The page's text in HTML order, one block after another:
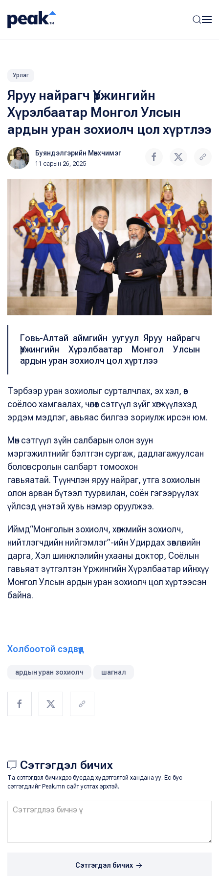
Урлаг
Яруу найрагч Үржингийн
Хүрэлбаатар Монгол Улсын
ардын уран зохиолч цол хүртлээ
Буяндэлгэрийн Мөнхчимэг
11 сарын 26, 2025
Говь-Алтай аймгийн уугуул Яруу найрагч
Үржингийн Хүрэлбаатар Монгол Улсын
ардын уран зохиолч цол хүртлээ
Тэрбээр уран зохиолыг сурталчлах, эх хэл, өв
соёлоо хамгаалах, чөлөөт сэтгүүл зүйг хөгжүүлэхэд
эрдэм мэдлэг, авьяас билгээ зориулж ирсэн юм.
Мөн сэтгүүл зүйн салбарын олон зуун
мэргэжилтнийг бэлтгэн сургаж, дадлагажуулсан
боловсролын салбарт томоохон
гавьяатай. Түүнчлэн яруу найраг, утга зохиолын
олон арван бүтээл туурвилан, соён гэгээрүүлэх
үйлсэд үнэтэй хувь нэмэр оруулжээ.
Иймд“Монголын зохиолч, хөгжмийн зохиолч,
нийтлэгчдийн нийгэмлэг”-ийн Удирдах зөвлөлийн
дарга, Хэл шинжлэлийн ухааны доктор, Соёлын
гавьяат зүтгэлтэн Үржингийн Хүрэлбаатар ийнхүү
Монгол Улсын ардын уран зохиолч цол хүртээсэн
байна.
Холбоотой сэдвүүд
ардын уран зохиолч шагнал
Сэтгэгдэл бичих
Та сэтгэгдэл бичихдээ бусдад хүндэтгэлтэй хандана уу. Ёс бус
сэтгэгдлийг Peak.mn сайт устгах эрхтэй.
Сэтгэгдэл бичих